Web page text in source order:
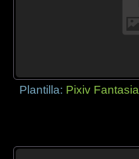
Plantilla: Pixiv Fantasia